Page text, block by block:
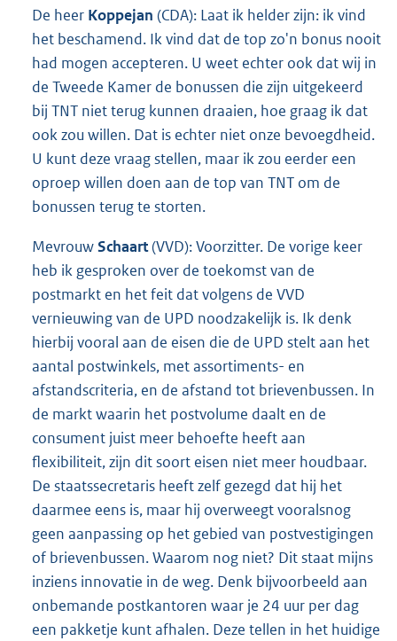
De heer Koppejan (CDA): Laat ik helder zijn: ik vind
het beschamend. Ik vind dat de top zo'n bonus nooit
had mogen accepteren. U weet echter ook dat wij in
de Tweede Kamer de bonussen die zijn uitgekeerd
bij TNT niet terug kunnen draaien, hoe graag ik dat
ook zou willen. Dat is echter niet onze bevoegdheid.
U kunt deze vraag stellen, maar ik zou eerder een
oproep willen doen aan de top van TNT om de
bonussen terug te storten.
MevrouwSchaart(VVD): Voorzitter. De vorige keer
heb ik gesproken over de toekomst van de
postmarkt en het feit dat volgens de VVD
vernieuwing van de UPD noodzakelijk is. Ik denk
hierbij vooral aan de eisen die de UPD stelt aan het
aantal postwinkels, met assortiments- en
afstandscriteria, en de afstand tot brievenbussen. In
de markt waarin het postvolume daalt en de
consument juist meer behoefte heeft aan
flexibiliteit, zijn dit soort eisen niet meer houdbaar.
De staatssecretaris heeft zelf gezegd dat hij het
daarmee eens is, maar hij overweegt vooralsnog
geen aanpassing op het gebied van postvestigingen
of brievenbussen. Waarom nog niet? Dit staat mijns
inziens innovatie in de weg. Denk bijvoorbeeld aan
onbemande postkantoren waar je 24 uur per dag
een pakketje kunt afhalen. Deze tellen in het huidige